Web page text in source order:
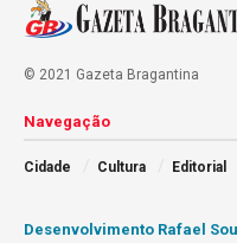
© 2021 Gazeta Bragantina
Navegação
Cidade Cultura Editorial
Desenvolvimento Rafael